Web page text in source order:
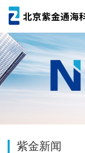
紫金新闻